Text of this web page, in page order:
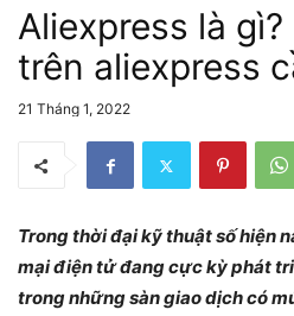
Aliexpress là
trên aliexpress
21 Tháng 1, 2022
Trong thời đại kỹ thuật số hiện
mại điện tử đang cực kỳ phát
trong những sàn giao dịch có